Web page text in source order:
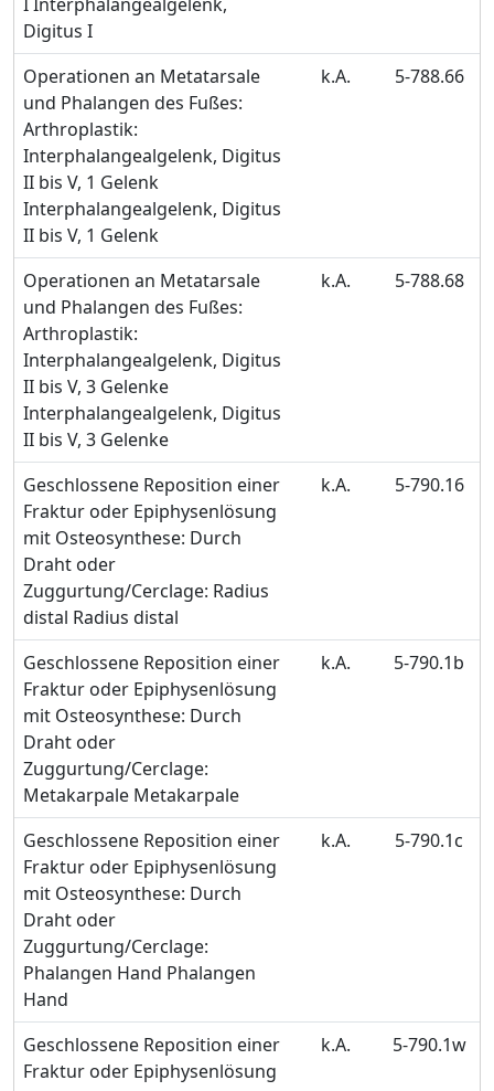
Digitus I
Operationen an Metatarsale
und Phalangen des Fußes:
Arthroplastik:
Interphalangealgelenk, Digitus
II bis V, 1 Gelenk
Interphalangealgelenk, Digitus
II bis V, 1 Gelenk
k.A. 5-788.66
Operationen an Metatarsale
und Phalangen des Fußes:
Arthroplastik:
Interphalangealgelenk, Digitus
II bis V, 3 Gelenke
Interphalangealgelenk, Digitus
II bis V, 3 Gelenke
k.A. 5-788.68
Geschlossene Reposition einer
Fraktur oder Epiphysenlösung
mit Osteosynthese: Durch
Draht oder
Zuggurtung/Cerclage: Radius
distal Radius distal
k.A. 5-790.16
Geschlossene Reposition einer
Fraktur oder Epiphysenlösung
mit Osteosynthese: Durch
Draht oder
Zuggurtung/Cerclage:
Metakarpale Metakarpale
k.A. 5-790.1b
Geschlossene Reposition einer
Fraktur oder Epiphysenlösung
mit Osteosynthese: Durch
Draht oder
Zuggurtung/Cerclage:
Phalangen Hand Phalangen
Hand
k.A. 5-790.1c
Geschlossene Reposition einer
Fraktur oder Epiphysenlösung
k.A. 5-790.1w